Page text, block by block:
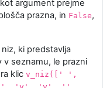
argument prejme
prazna, in False,
ki predstavlja
v seznamu, le prazni
klic v_niz([' ',